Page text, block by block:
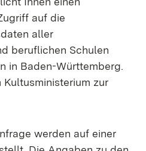
auf die
aller
beruflichen Schulen
in Baden-Württemberg.
zur
werden auf einer